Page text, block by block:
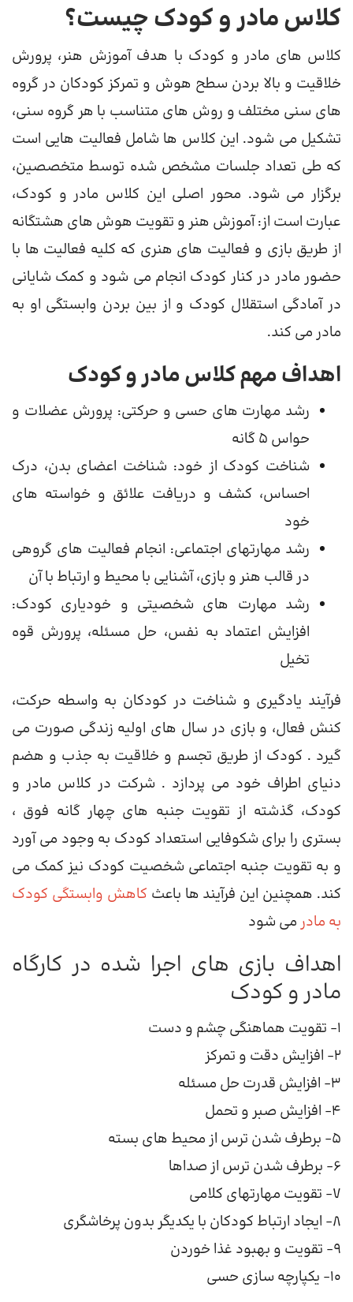
کلاس مادر و کودک چیست؟
کلاس های مادر و کودک با هدف آموزش هنر، پرورش
خلاقیت و بالا بردن سطح هوش و تمرکز کودکان در گروه
های سنی مختلف و روش های متناسب با هر گروه سنی،
تشکیل می شود. این کلاس ها شامل فعالیت هایی است
که طی تعداد جلسات مشخص شده توسط متخصصین،
برگزار می شود. محور اصلی این کلاس مادر و کودک،
عبارت است از: آموزش هنر و تقویت هوش های هشتگانه
از طریق بازی و فعالیت های هنری که کلیه فعالیت ها با
حضور مادر در کنار کودک انجام می شود و کمک شایانی
در آمادگی استقلال کودک و از بین بردن وابستگی او به
مادر می کند.
اهداف مهم کلاس مادر و کودک
رشد مهارت های حسی و حرکتی: پرورش عضلات و
حواس 5 گانه
شناخت کودک از خود: شناخت اعضای بدن، درک
احساس، کشف و دریافت علائق و خواسته های
خود
رشد مهارتهای اجتماعی: انجام فعالیت های گروهی
در قالب هنر و بازی، آشنایی با محیط و ارتباط با آن
رشد مهارت های شخصیتی و خودیاری کودک:
افزایش اعتماد به نفس، حل مسئله، پرورش قوه
تخیل
فرآیند یادگیری و شناخت در کودکان به واسطه حرکت،
کنش فعال، و بازی در سال های اولیه زندگی صورت می
گیرد . کودک از طریق تجسم و خلاقیت به جذب و هضم
دنیای اطراف خود می پردازد . شرکت در کلاس مادر و
کودک، گذشته از تقویت جنبه های چهار گانه فوق ،
بستری را برای شکوفایی استعداد کودک به وجود می آورد
و به تقویت جنبه اجتماعی شخصیت کودک نیز کمک می
کند. همچنین این فرآیند ها باعث کاهش وابستگی کودک
به مادر می شود
اهداف بازی های اجرا شده در کارگاه
مادر و کودک
۱- تقویت هماهنگی چشم و دست
۲- افزایش دقت و تمرکز
۳- افزایش قدرت حل مسئله
۴- افزایش صبر و تحمل
۵- برطرف شدن ترس از محیط های بسته
۶- برطرف شدن ترس از صداها
۷- تقویت مهارتهای کلامی
۸- ایجاد ارتباط کودکان با یکدیگر بدون پرخاشگری
۹- تقویت و بهبود غذا خوردن
۱۰- یکپارچه سازی حسی